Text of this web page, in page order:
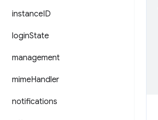
instanceID
loginState
management
mimeHandler
notifications